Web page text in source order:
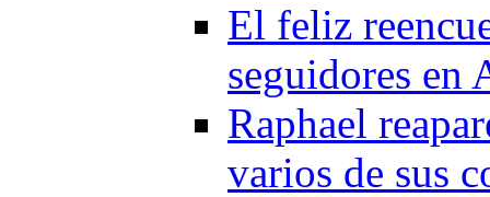
El feliz
seguidores en
Raphael
varios de sus